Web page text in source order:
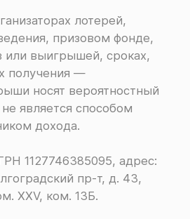
лотерей,
призовом фонде,
или выигрышей, сроках,
получения ―
носят вероятностный
является способом
дохода.
1127746385095, адрес:
пр-т, д. 43,
XXV, ком. 13Б.